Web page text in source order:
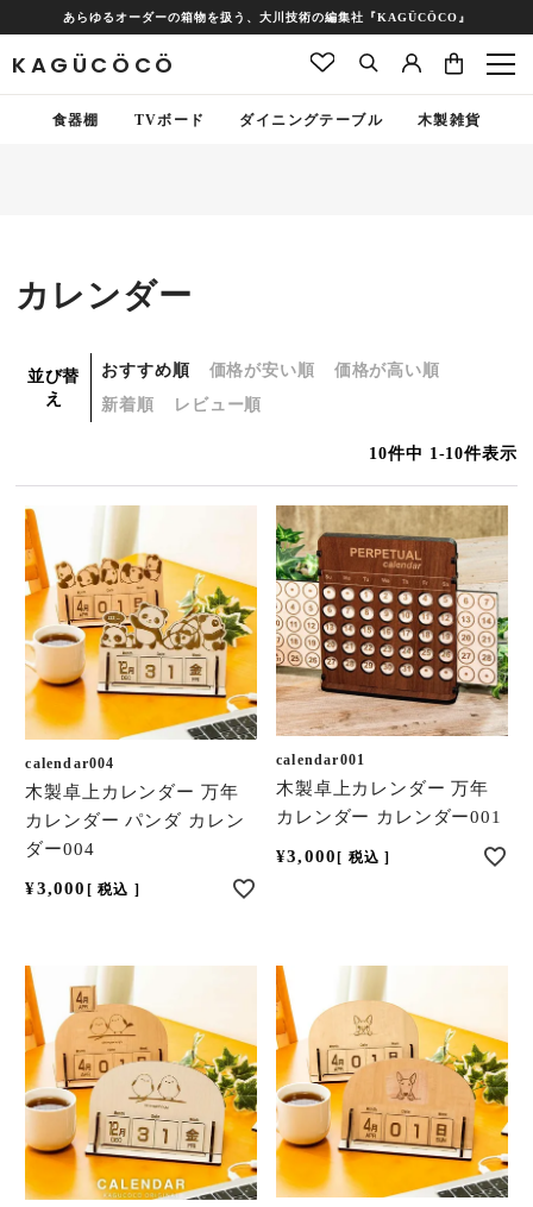
あらゆるオーダーの箱物を扱う、大川技術の編集社『KAGÜCÖCO』
KAGÜCÖCÖ
食器棚 TVボード ダイニングテーブル 木製雑貨
カレンダー
並び替
え
おすすめ順 価格が安い順
価格が高い順
新着順
レビュー順
10件中 1 -10件表示
calendar004
木製卓上カレンダー 万年
カレンダー パンダ カレン
ダー004
¥3,000 税込
calendar001
木製卓上カレンダー 万年
カレンダー カレンダー001
¥3,000 税込